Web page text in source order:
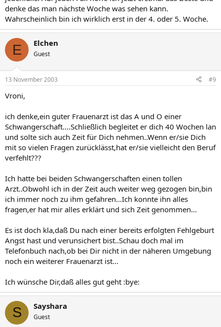
denke das man nächste Woche was sehen kann.
Wahrscheinlich bin ich wirklich erst in der 4. oder 5. Woche.
E Elchen
Guest
13 November 2003 #9
Vroni,
ich denke,ein guter Frauenarzt ist das A und O einer
Schwangerschaft....Schließlich begleitet er dich 40 Wochen lan
und solte sich auch Zeit für Dich nehmen..Wenn er/sie Dich
mit so vielen Fragen zurücklässt,hat er/sie vielleicht den Beruf
verfehlt???
Ich hatte bei beiden Schwangerschaften einen tollen
Arzt..Obwohl ich in der Zeit auch weiter weg gezogen bin,bin
ich immer noch zu ihm gefahren...Ich konnte ihn alles
fragen,er hat mir alles erklärt und sich Zeit genommen...
Es ist doch kla,daß Du nach einer bereits erfolgten Fehlgeburt
Angst hast und verunsichert bist..Schau doch mal im
Telefonbuch nach,ob bei Dir nicht in der näheren Umgebung
noch ein weiterer Frauenarzt ist...
Ich wünsche Dir,daß alles gut geht :bye:
S Sayshara
Guest